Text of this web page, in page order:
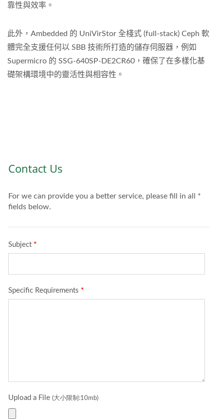
靠性與效率。
此外，Ambedded 的 UniVirStor 全棧式 (full-stack) Ceph 軟
體完全支援任何以 SBB 技術所打造的儲存伺服器，例如
Supermicro 的 SSG-640SP-DE2CR60，確保了在多樣化基
礎架構環境中的靈活性與相容性。